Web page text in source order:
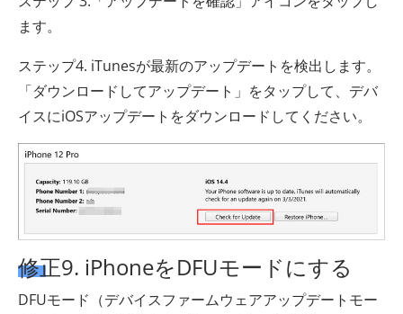
ます。
ステップ4. iTunesが最新のアップデートを検出します。
「ダウンロードしてアップデート」をタップして、デバ
イスにiOSアップデートをダウンロードしてください。
修正9. iPhoneをDFUモードにする
DFUモード（デバイスファームウェアアップデートモー